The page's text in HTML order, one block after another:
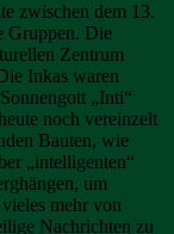
zwischen dem 13.
Gruppen. Die
Zentrum
Inkas waren
„Inti“
noch vereinzelt
Bauten, wie
„intelligenten“
um
mehr von
Nachrichten zu